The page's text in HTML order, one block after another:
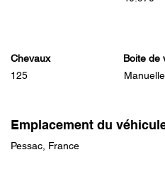
Chevaux
Boite de
125
Manuelle
Emplacement du
Pessac, France